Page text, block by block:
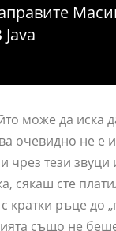
може да иска
очевидно не е
чрез тези
сякаш сте
кратки ръце до
също не